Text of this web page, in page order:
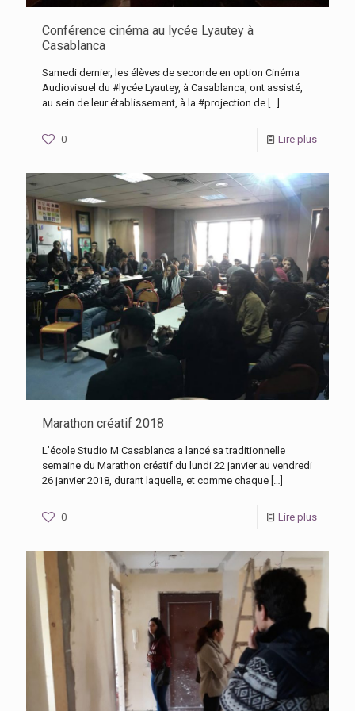
Conférence cinéma au lycée Lyautey à
Casablanca
Samedi dernier, les élèves de seconde en option Cinéma
Audiovisuel du #lycée Lyautey, à Casablanca, ont assisté,
au sein de leur établissement, à la #projection de […]
0 Lire plus
Marathon créatif 2018
L’école Studio M Casablanca a lancé sa traditionnelle
semaine du Marathon créatif du lundi 22 janvier au vendredi
26 janvier 2018, durant laquelle, et comme chaque […]
0 Lire plus